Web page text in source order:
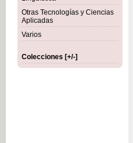
Otras Tecnologías y Ciencias
Aplicadas
Varios
Colecciones [+/-]